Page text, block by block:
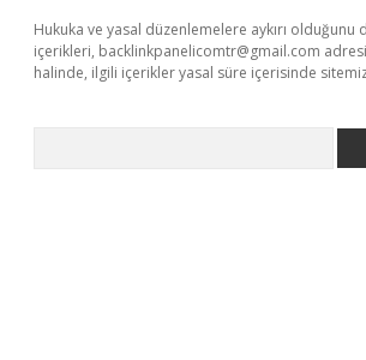
Hukuka ve yasal düzenlemelere aykırı olduğunu
içerikleri, backlinkpanelicomtr@gmail.com
halinde, ilgili içerikler yasal süre içerisinde